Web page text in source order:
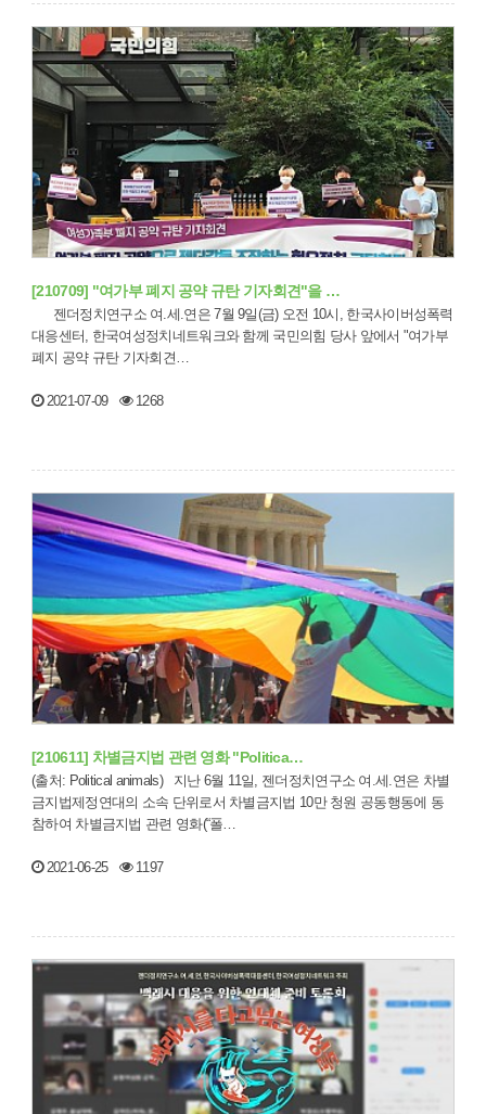
[210709] "여가부 폐지 공약 규탄 기자회견"을 …
대응센터, 한국여성정치네트워크와 함께 국민의힘 당사 앞에서 "여가부
폐지 공약 규탄 기자회견…
2021-07-09 1268
[210611] 차별금지법 관련 영화 "Politica…
(출처: Political animals) 지난 6월 11일, 젠더정치연구소 여.세.연은 차별
금지법제정연대의 소속 단위로서 차별금지법 10만 청원 공동행동에 동
참하여 차별금지법 관련 영화(“폴…
2021-06-25 1197